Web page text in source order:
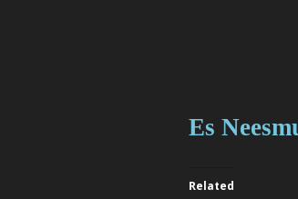
Es
Related